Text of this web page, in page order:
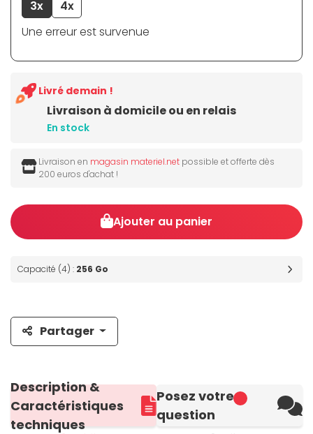
3x
4x
Une erreur est survenue
Livraison à domicile ou en relais
En stock
Livré demain !
Livraison en magasin materiel.net possible et offerte dès
200 euros d'achat !
Ajouter au panier
Capacité (4) : 256 Go
Partager
Description &
Caractéristiques
techniques
Posez votre
question